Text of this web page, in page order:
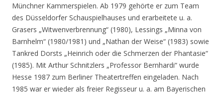
Münchner Kammerspielen. Ab 1979 gehörte er zum Team
des Düsseldorfer Schauspielhauses und erarbeitete u. a.
Grasers „Witwenverbrennung“ (1980), Lessings „Minna von
Barnhelm“ (1980/1981) und „Nathan der Weise“ (1983) sowie
Tankred Dorsts „Heinrich oder die Schmerzen der Phantasie“
(1985). Mit Arthur Schnitzlers „Professor Bernhardi“ wurde
Hesse 1987 zum Berliner Theatertreffen eingeladen. Nach
1985 war er wieder als freier Regisseur u. a. am Bayerischen